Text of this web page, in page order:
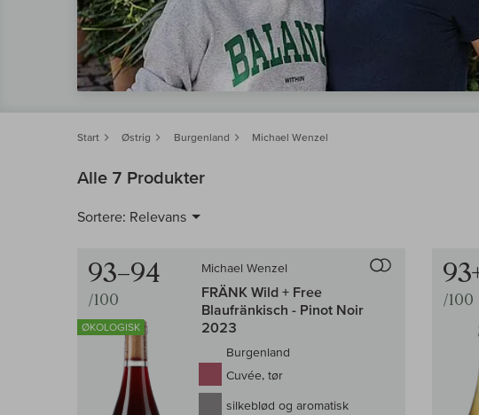
Start Østrig Burgenland Michael Wenzel
Alle 7 Produkter
Sortere: Relevans
93–94
/100
ØKOLOGISK
Michael Wenzel
FRÄNK Wild + Free
Blaufränkisch - Pinot Noir
2023
Burgenland
Cuvée, tør
silkeblød og aromatisk
/100